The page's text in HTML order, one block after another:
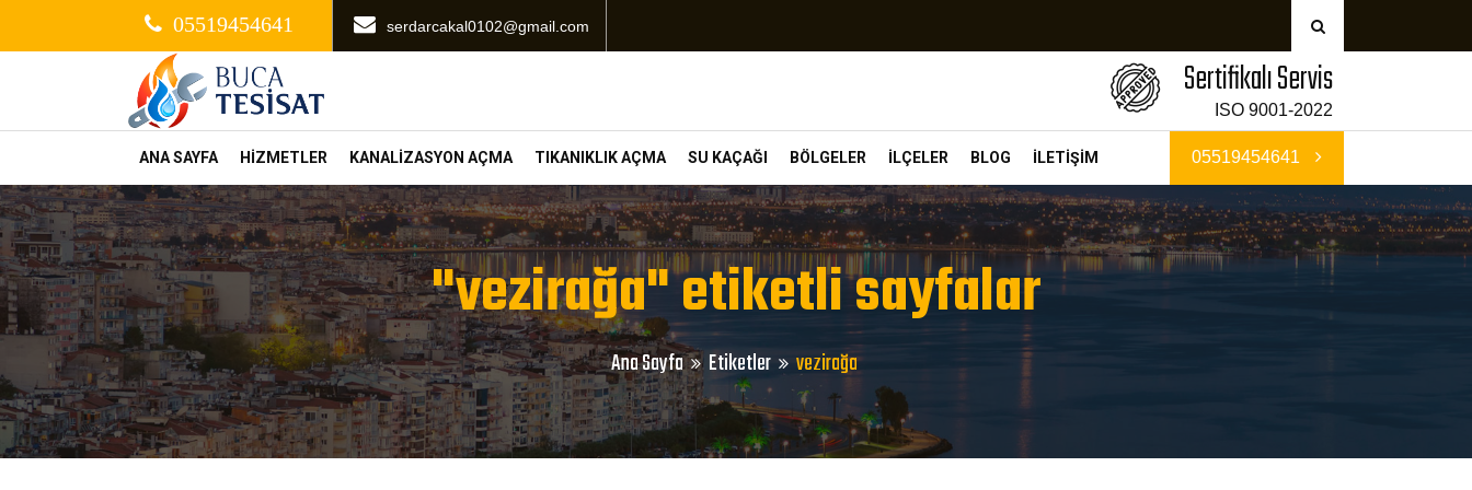
05519454641 serdarcakal0102@gmail.com
Sertifikalı Servis
ISO 9001-2022
ANA SAYFA HİZMETLER KANALİZASYON AÇMA TIKANIKLIK AÇMA SU KAÇAĞI BÖLGELER İLÇELER BLOG İLETİŞİM 05519454641
"vezirağa" etiketli sayfalar
Ana Sayfa Etiketler vezirağa